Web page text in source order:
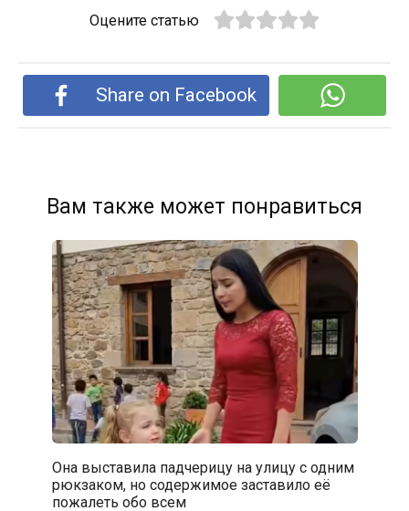
Оцените статью
Share on Facebook
Вам также может понравиться
Она выставила падчерицу на улицу с одним
рюкзаком, но содержимое заставило её
пожалеть обо всем